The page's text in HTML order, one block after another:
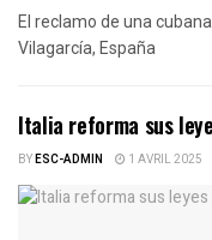
El reclamo de una
Vilagarcía, España
Italia reforma sus
BYESC-ADMIN 1 AVRIL 2025